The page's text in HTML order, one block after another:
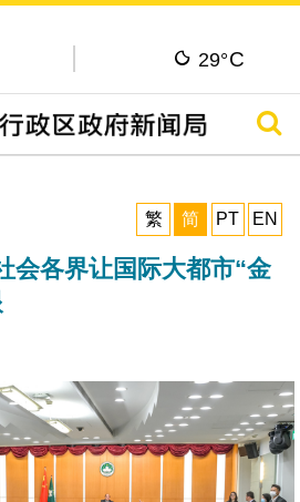
29°C
搜寻
繁
简 PT EN
会各界让国际大都市“金